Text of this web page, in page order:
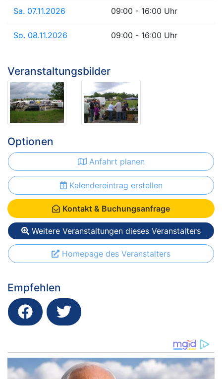
Sa. 07.11.2026 09:00 - 16:00 Uhr
So. 08.11.2026 09:00 - 16:00 Uhr
Veranstaltungsbilder
Optionen
Anfahrt planen
Kalendereintrag erstellen
Kontakt & Buchungsanfrage
Weitere Veranstaltungen dieses Veranstalters
Homepage des Veranstalters
Empfehlen